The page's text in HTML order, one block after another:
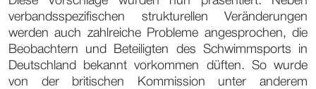
verbandsspezifischen strukturellen Veränderungen
werden auch zahlreiche Probleme angesprochen, die
Beobachtern und Beteiligten des Schwimmsports in
Deutschland bekannt vorkommen düften. So wurde
von der britischen Kommission unter anderem